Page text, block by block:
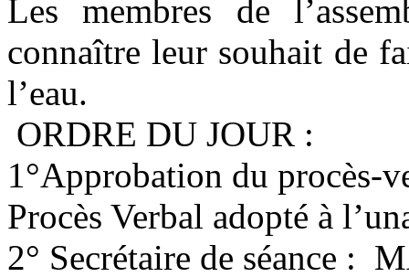
Les membres de
connaître leur souhait de
l’eau.
ORDRE DU JOUR :
1°Approbation du procès-
Procès Verbal adopté à
2° Secrétaire de séance :